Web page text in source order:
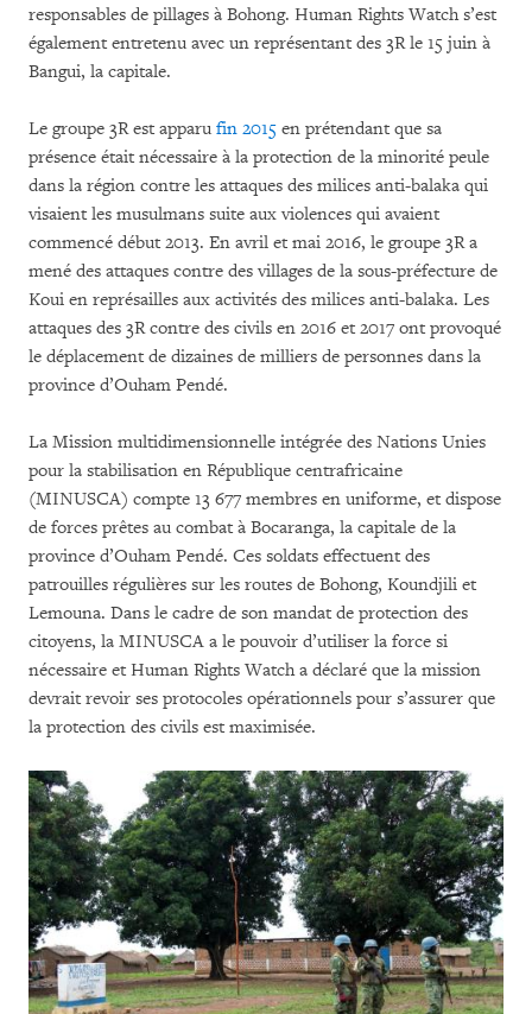
responsables de pillages à Bohong. Human Rights Watch s’est
également entretenu avec un représentant des 3R le 15 juin à
Bangui, la capitale.
Le groupe 3R est apparu fin 2015 en prétendant que sa
présence était nécessaire à la protection de la minorité peule
dans la région contre les attaques des milices anti-balaka qui
visaient les musulmans suite aux violences qui avaient
commencé début 2013. En avril et mai 2016, le groupe 3R a
mené des attaques contre des villages de la sous-préfecture de
Koui en représailles aux activités des milices anti-balaka. Les
attaques des 3R contre des civils en 2016 et 2017 ont provoqué
le déplacement de dizaines de milliers de personnes dans la
province d’Ouham Pendé.
La Mission multidimensionnelle intégrée des Nations Unies
pour la stabilisation en République centrafricaine
(MINUSCA) compte 13 677 membres en uniforme, et dispose
de forces prêtes au combat à Bocaranga, la capitale de la
province d’Ouham Pendé. Ces soldats effectuent des
patrouilles régulières sur les routes de Bohong, Koundjili et
Lemouna. Dans le cadre de son mandat de protection des
citoyens, la MINUSCA a le pouvoir d’utiliser la force si
nécessaire et Human Rights Watch a déclaré que la mission
devrait revoir ses protocoles opérationnels pour s’assurer que
la protection des civils est maximisée.